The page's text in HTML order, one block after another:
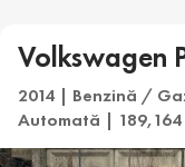
Volkswagen
2014 | Benzină /
Automată | 189,164